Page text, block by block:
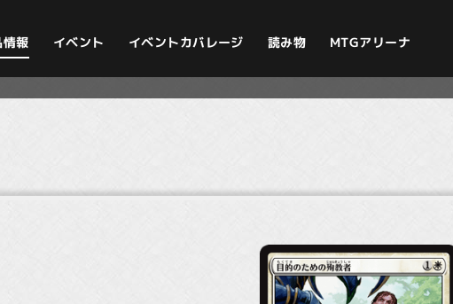
情報 イベント イベントカバレージ 読み物 MTGアリーナ